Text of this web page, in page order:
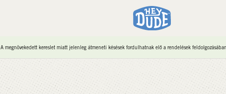
A megnövekedett kereslet miatt jelenleg átmeneti késések fordulhatnak elő a rendelések